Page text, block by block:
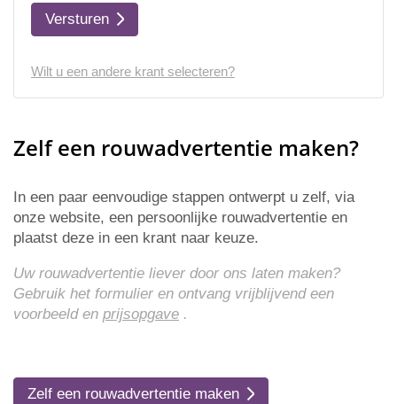
Versturen
Wilt u een andere krant selecteren?
Zelf een rouwadvertentie maken?
In een paar eenvoudige stappen ontwerpt u zelf, via
onze website, een persoonlijke rouwadvertentie en
plaatst deze in een krant naar keuze.
Uw rouwadvertentie liever door ons laten maken?
Gebruik het formulier en ontvang vrijblijvend een
voorbeeld en prijsopgave .
Zelf een rouwadvertentie maken